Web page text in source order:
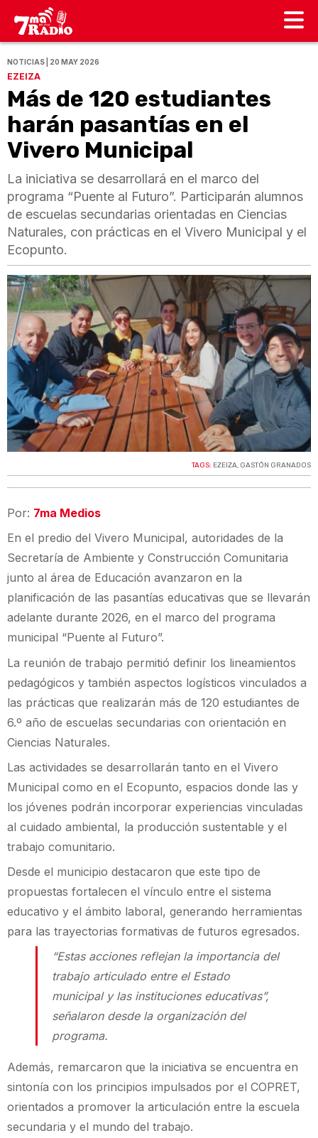
NOTICIAS | 20 MAY 2026
EZEIZA
Más de 120 estudiantes
harán pasantías en el
Vivero Municipal
La iniciativa se desarrollará en el marco del
programa “Puente al Futuro”. Participarán alumnos
de escuelas secundarias orientadas en Ciencias
Naturales, con prácticas en el Vivero Municipal y el
Ecopunto.
TAGS: EZEIZA, GASTÓN GRANADOS
Por: 7ma Medios
En el predio del Vivero Municipal, autoridades de la
Secretaría de Ambiente y Construcción Comunitaria
junto al área de Educación avanzaron en la
planificación de las pasantías educativas que se llevarán
adelante durante 2026, en el marco del programa
municipal “Puente al Futuro”.
La reunión de trabajo permitió definir los lineamientos
pedagógicos y también aspectos logísticos vinculados a
las prácticas que realizarán más de 120 estudiantes de
6.º año de escuelas secundarias con orientación en
Ciencias Naturales.
Las actividades se desarrollarán tanto en el Vivero
Municipal como en el Ecopunto, espacios donde las y
los jóvenes podrán incorporar experiencias vinculadas
al cuidado ambiental, la producción sustentable y el
trabajo comunitario.
Desde el municipio destacaron que este tipo de
propuestas fortalecen el vínculo entre el sistema
educativo y el ámbito laboral, generando herramientas
para las trayectorias formativas de futuros egresados.
“Estas acciones reflejan la importancia del
trabajo articulado entre el Estado
municipal y las instituciones educativas”,
señalaron desde la organización del
programa.
Además, remarcaron que la iniciativa se encuentra en
sintonía con los principios impulsados por el COPRET,
orientados a promover la articulación entre la escuela
secundaria y el mundo del trabajo.